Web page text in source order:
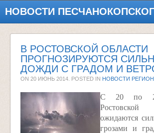
НОВОСТИ
В РОСТОВСКОЙ ОБЛАСТИ
ПРОГНОЗИРУЮТСЯ
ДОЖДИ С ГРАДОМ И
ON 20 ИЮНЬ 2014 . POSTED IN НОВОСТИ
С 20 по
ожидаются
грозами и